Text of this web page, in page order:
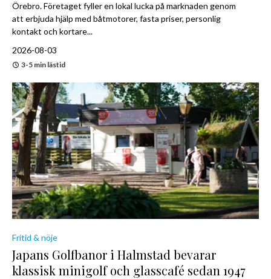
Örebro. Företaget fyller en lokal lucka på marknaden genom
att erbjuda hjälp med båtmotorer, fasta priser, personlig
kontakt och kortare...
2026-08-03
3-5 min lästid
Fritid & nöje
Japans Golfbanor i Halmstad bevarar
klassisk minigolf och glasscafé sedan 1947